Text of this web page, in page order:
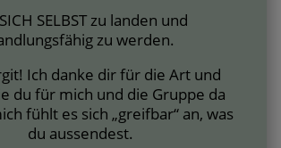
SELBST zu landen und
zu werden.
Ich danke dir für die Art und
du für mich und die Gruppe da
fühlt es sich „greifbar“ an, was
du aussendest.